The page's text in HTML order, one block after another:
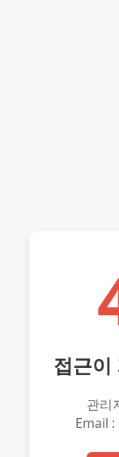
접근이
관리
Email